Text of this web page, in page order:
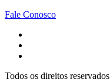
Fale Conosco
Todos os direitos